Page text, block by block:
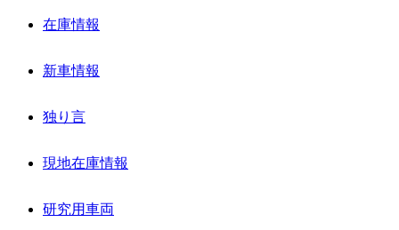
在庫情報
新車情報
独り言
現地在庫情報
研究用車両